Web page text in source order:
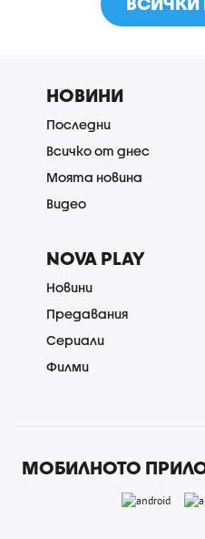
НОВИНИ
Последни
Всичко от днес
Моята новина
Видео
NOVA PLAY
Новини
Предавания
Сериали
Филми
МОБИЛНОТО